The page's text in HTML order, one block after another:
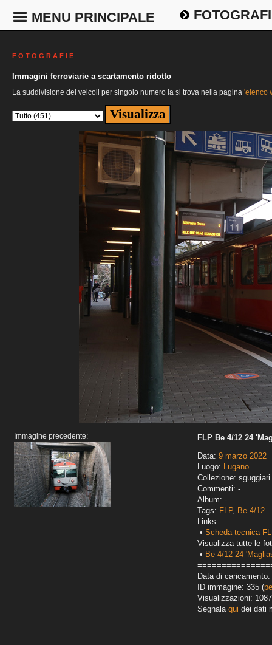
MENU PRINCIPALE
F O T O G R A F I E
Immagini ferroviarie a scartamento ridotto
La suddivisione dei veicoli per singolo numero la si trova nella pagina 'elenco
Immagine precedente:
FLP Be 4/12 24
Data: 9 marzo 2022
Luogo: Lugano
Collezione:
Commenti: -
Album: -
Tags: FLP, Be 4/12
Links:
• Scheda tecnica
Visualizza tutte le
• Be 4/12 24
Data di
ID immagine: 335 (
Visualizzazioni: 1087
Segnala qui dei dati